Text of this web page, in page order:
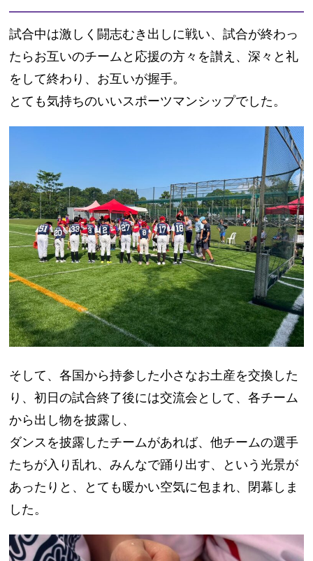
試合中は激しく闘志むき出しに戦い、試合が終わっ
たらお互いのチームと応援の方々を讃え、深々と礼
をして終わり、お互いが握手。
とても気持ちのいいスポーツマンシップでした。
そして、各国から持参した小さなお土産を交換した
り、初日の試合終了後には交流会として、各チーム
から出し物を披露し、
ダンスを披露したチームがあれば、他チームの選手
たちが入り乱れ、みんなで踊り出す、という光景が
あったりと、とても暖かい空気に包まれ、閉幕しま
した。